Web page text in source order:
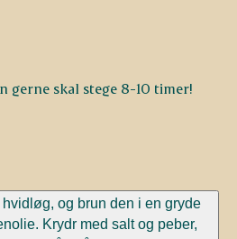
gerne skal stege 8-10 timer!
og brun den i en gryde
Krydr med salt og peber,